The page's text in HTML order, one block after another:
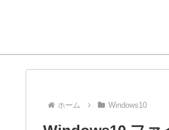
ホーム Windows10